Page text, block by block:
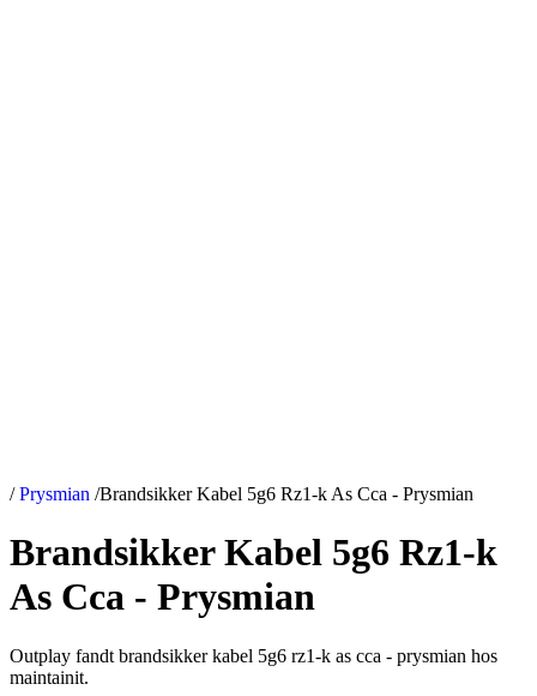
/ Prysmian /Brandsikker Kabel 5g6 Rz1-k As Cca - Prysmian
Brandsikker Kabel 5g6 Rz1-k
As Cca - Prysmian
Outplay fandt brandsikker kabel 5g6 rz1-k as cca - prysmian hos
maintainit.